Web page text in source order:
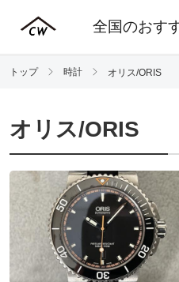
全国のおす
トップ 時計 オリス/ORIS
オリス/ORIS